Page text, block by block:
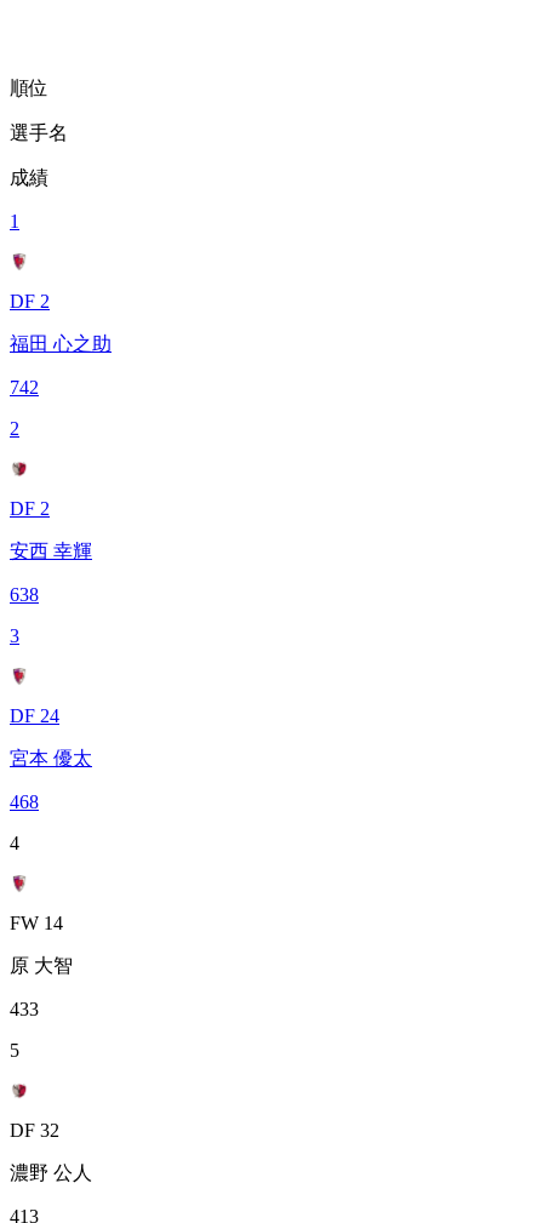
順位
選手名
成績
1
DF 2
福田 心之助
742
2
DF 2
安西 幸輝
638
3
DF 24
宮本 優太
468
4
FW 14
原 大智
433
5
DF 32
濃野 公人
413